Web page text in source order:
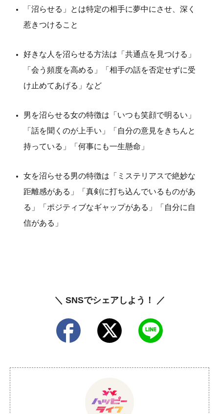
「沼らせる」とは特定の相手に夢中にさせ、深く
惹きつけること
好きな人を沼らせる方法は「共通点を見つける」
「会う頻度を高める」「相手の話を否定せずに受
け止めてあげる」など
男を沼らせる女の特徴は「いつも笑顔で明るい」
「話を聞くのが上手い」「自分の意見をきちんと
持っている」「何事にも一生懸命」
女を沼らせる男の特徴は「ミステリアスで絶妙な
距離感がある」「真剣に打ち込んでいるものがあ
る」「ポジティブなギャップがある」「自分に自
信がある」
＼ SNSでシェアしよう！ ／